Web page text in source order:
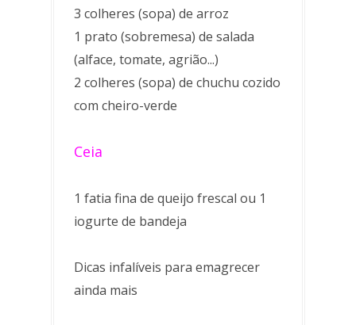
3 colheres (sopa) de arroz
1 prato (sobremesa) de salada
(alface, tomate, agrião...)
2 colheres (sopa) de chuchu cozido
com cheiro-verde
Ceia
1 fatia fina de queijo frescal ou 1
iogurte de bandeja
Dicas infalíveis para emagrecer
ainda mais